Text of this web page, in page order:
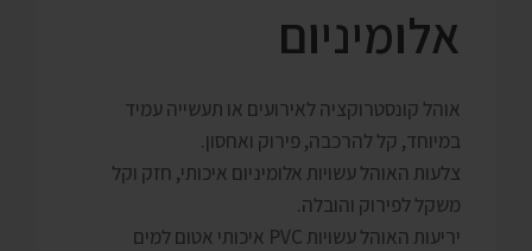
אלומיניום
אוהל קונסטרוקציה לאירועים או תעשייה עמיד
במיוחד, קל להרכבה, פירוק ואחסון.
צלעות האוהל עשויות אלומיניום איכותי, חזק וקל
משקל לפירוק והובלה.
יריעות האוהל עשויות PVC איכותי אטום למים